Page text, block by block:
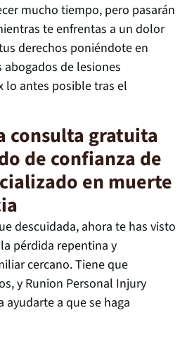
mucho tiempo, pero pasarán
te enfrentas a un dolor
derechos poniéndote en
de lesiones
lo antes posible tras el
consulta gratuita
de confianza de
en muerte
descuidada, ahora te has visto
pérdida repentina y
cercano. Tiene que
y Runion Personal Injury
ayudarte a que se haga